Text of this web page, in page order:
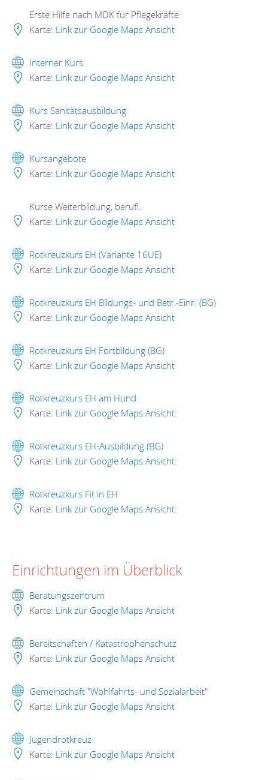
Erste Hilfe nach MDK für Pflegekräfte
Karte: Link zur Google Maps Ansicht
Interner Kurs
Karte: Link zur Google Maps Ansicht
Kurs Sanitätsausbildung
Karte: Link zur Google Maps Ansicht
Kursangebote
Karte: Link zur Google Maps Ansicht
Kurse Weiterbildung, berufl.
Karte: Link zur Google Maps Ansicht
Rotkreuzkurs EH (Variante 16UE)
Karte: Link zur Google Maps Ansicht
Rotkreuzkurs EH Bildungs- und Betr.-Einr. (BG)
Karte: Link zur Google Maps Ansicht
Rotkreuzkurs EH Fortbildung (BG)
Karte: Link zur Google Maps Ansicht
Rotkreuzkurs EH am Hund
Karte: Link zur Google Maps Ansicht
Rotkreuzkurs EH-Ausbildung (BG)
Karte: Link zur Google Maps Ansicht
Rotkreuzkurs Fit in EH
Karte: Link zur Google Maps Ansicht
Einrichtungen im Überblick
Beratungszentrum
Karte: Link zur Google Maps Ansicht
Bereitschaften / Katastrophenschutz
Karte: Link zur Google Maps Ansicht
Gemeinschaft "Wohlfahrts- und Sozialarbeit"
Karte: Link zur Google Maps Ansicht
Jugendrotkreuz
Karte: Link zur Google Maps Ansicht